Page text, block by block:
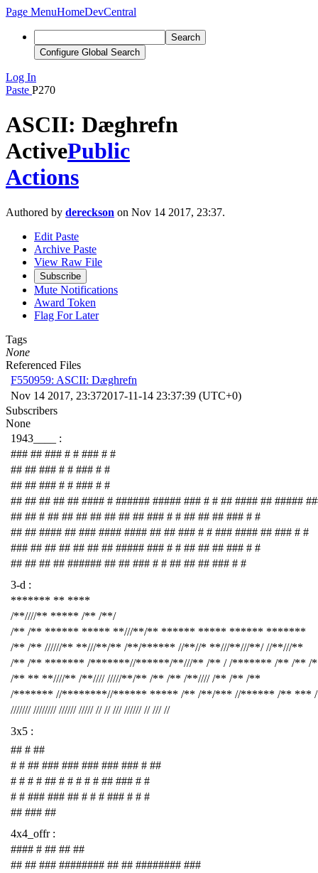
Page MenuHomeDevCentral
Search
Configure Global Search
Log In
Paste P270
ASCII: Dæghrefn
ActivePublic
Actions
Authored by dereckson on Nov 14 2017, 23:37.
Edit Paste
Archive Paste
View Raw File
Subscribe
Mute Notifications
Award Token
Flag For Later
Tags
None
Referenced Files
F550959: ASCII: Dæghrefn
Nov 14 2017, 23:372017-11-14 23:37:39 (UTC+0)
Subscribers
None
1943____ :
### ## ### # # ### # #
## ## ### # # ### # #
## ## ### # # ### # #
## ## ## ## ## #### # ###### ##### ### # # ## #### ## #####
## ## # ## ## ## ## ## ## ## ### # # ## ## ## ### # #
## ## #### ## ### #### #### ## ## ### # # ### #### ## ### # #
### ## ## ## ## ## ## ##### ### # # ## ## ## ### # #
## ## ## ## ###### ## ## ### # # ## ## ## ### # #
3-d :
******* ** ****
/**////** ***** /** /**/
/** /** ****** ***** **///**/** ****** ***** ****** *******
/** /** //////** **///**/** /**/****** //**//* **///**///**/ //**///**
/** /** ******* /*******//******/**///** /** / /******* /** /** /
/** ** **////** /**//// /////**/** /** /** /**//// /** /** /**
/******* //********//****** ***** /** /**/*** //****** /** ***
/////// //////// ////// ///// // // /// ////// // /// //
3x5 :
## # ##
# # ## ### ### ### ### ### # ##
# # # # ## # # # # # ## ### # #
# # ### ### ## # # # ### # # #
## ### ##
4x4_offr :
#### # ## ## ##
## ## ### ######## ## ## ######## ###